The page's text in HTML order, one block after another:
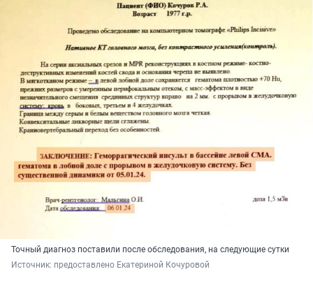
Точный диагноз поставили после обследования, на следующие сутки
Источник: предоставлено Екатериной Кочуровой